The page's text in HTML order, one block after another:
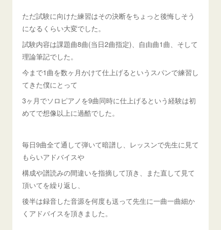
ただ試験に向けた練習はその決断をちょっと後悔しそう
になるくらい大変でした。
試験内容は課題曲8曲(当日2曲指定)、自由曲1曲、そして
理論筆記でした。
今まで1曲を数ヶ月かけて仕上げるというスパンで練習し
てきた僕にとって
3ヶ月でソロピアノを9曲同時に仕上げるという経験は初
めてで想像以上に過酷でした。
毎日9曲全て通して弾いて暗譜し、レッスンで先生に見て
もらいアドバイスや
構成や譜読みの間違いを指摘して頂き、また直して見て
頂いてを繰り返し、
後半は録音した音源を何度も送って先生に一曲一曲細か
くアドバイスを頂きました。